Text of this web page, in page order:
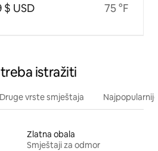
$ USD 75 °F
istražiti
Druge vrste smještaja
Zlatna obala
Smještaji za odmor